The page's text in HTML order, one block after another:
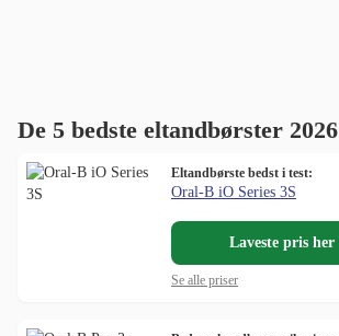
De 5 bedste eltandbørster 2026
Eltandbørste bedst i test:
Oral-B iO Series 3S
Laveste pris her
Se alle priser